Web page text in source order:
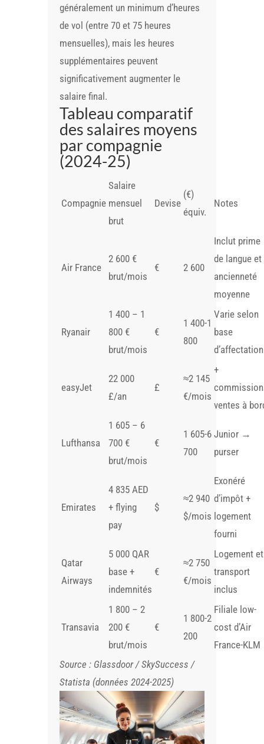
généralement un minimum d’heures
de vol (entre 70 et 75 heures
mensuelles), mais les heures
supplémentaires peuvent
significativement augmenter le
salaire final.
Tableau comparatif
des salaires moyens
par compagnie
(2024-25)
Compagnie
Salaire
mensuel
brut
Devise
(€)
équiv.
Notes
Air France
2 600 €
brut/mois
€ 2 600
Inclut prime
de langue et
ancienneté
moyenne
Ryanair
1 400 – 1
800 €
brut/mois
€
1 400-1
800
Varie selon
base
d’affectation
easyJet
22 000
£/an
£
≈2 145
€/mois
+
ventes à
Lufthansa
1 605 – 6
700 €
brut/mois
€
1 605-6
700
Junior →
purser
Emirates
4 835 AED
+ flying
pay
$
≈2 940
$/mois
Exonéré
d’impôt +
logement
fourni
Qatar
Airways
5 000 QAR
base +
indemnités
€
≈2 750
€/mois
Logement et
transport
inclus
Transavia
1 800 – 2
200 €
brut/mois
€
1 800-2
200
Filiale low-
cost d’Air
France-KLM
Source : Glassdoor / SkySuccess /
Statista (données 2024-2025)